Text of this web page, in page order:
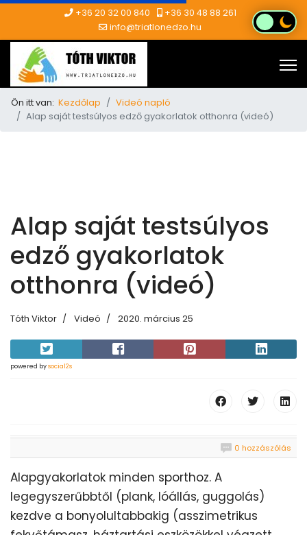
+36 20 32 00 840
+36 30 48 88 261
info@triatlonedzo.hu
Ön itt van: Kezdőlap
Videó napló
Alap saját testsúlyos edző gyakorlatok otthonra (videó)
Alap saját testsúlyos
edző gyakorlatok
otthonra (videó)
Tóth Viktor Videó 2020. március 25
powered bysocial2s
0 hozzászólás
Alapgyakorlatok minden sporthoz. A
legegyszerűbbtől (plank, lóállás, guggolás)
kezdve a bonyolultabbakig (asszimetrikus